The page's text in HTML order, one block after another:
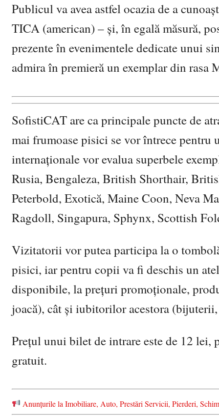
Publicul va avea astfel ocazia de a
TICA (american) – și, în egală măsură,
prezente în evenimentele dedicate unui
admira în premieră un exemplar din rasa
SofistiCAT are ca principale puncte de
mai frumoase pisici se vor întrece
internaționale vor evalua superbele
Rusia, Bengaleza, British Shorthair,
Peterbold, Exotică, Maine Coon, Neva
Ragdoll, Singapura, Sphynx, Scottish
Vizitatorii vor putea participa la o
pisici, iar pentru copii va fi deschis un
disponibile, la prețuri promoționale,
joacă), cât și iubitorilor acestora
Prețul unui bilet de intrare este de 12
gratuit.
Anunțurile la Imobiliare, Auto, Prestări Servicii, Pierderi,